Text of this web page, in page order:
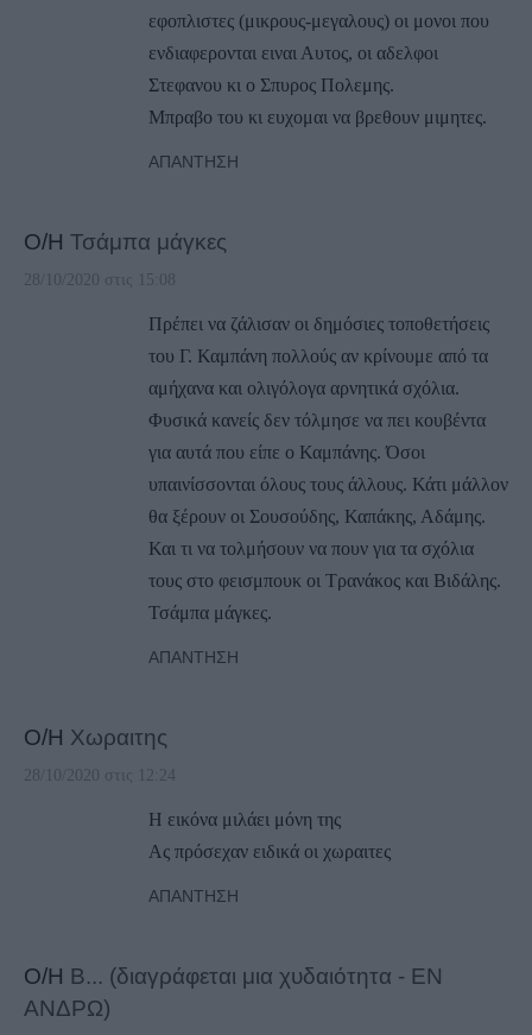
εφοπλιστες (μικρους-μεγαλους) οι μονοι που
ενδιαφερονται ειναι Αυτος, οι αδελφοι
Στεφανου κι ο Σπυρος Πολεμης.
Μπραβο του κι ευχομαι να βρεθουν μιμητες.
ΑΠΆΝΤΗΣΗ
Ο/Η Τσάμπα μάγκες
28/10/2020 στις 15:08
Πρέπει να ζάλισαν οι δημόσιες τοποθετήσεις
του Γ. Καμπάνη πολλούς αν κρίνουμε από τα
αμήχανα και ολιγόλογα αρνητικά σχόλια.
Φυσικά κανείς δεν τόλμησε να πει κουβέντα
για αυτά που είπε ο Καμπάνης. Όσοι
υπαινίσσονται όλους τους άλλους. Κάτι μάλλον
θα ξέρουν οι Σουσούδης, Καπάκης, Αδάμης.
Και τι να τολμήσουν να πουν για τα σχόλια
τους στο φεισμπουκ οι Τρανάκος και Βιδάλης.
Τσάμπα μάγκες.
ΑΠΆΝΤΗΣΗ
Ο/Η Χωραιτης
28/10/2020 στις 12:24
Η εικόνα μιλάει μόνη της
Ας πρόσεχαν ειδικά οι χωραιτες
ΑΠΆΝΤΗΣΗ
Ο/Η Β... (διαγράφεται μια χυδαιότητα - ΕΝ
ΑΝΔΡΩ)